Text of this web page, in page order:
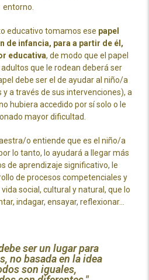
entorno.
educativo tomamos ese papel
de infancia, para a partir de él,
educativa, de modo que el papel
que le rodean deberá ser
debe ser el de ayudar al niño/a
a través de sus intervenciones), a
hubiera accedido por sí solo o le
mayor dificultad.
o entiende que es el niño/a
lo tanto, lo ayudará a llegar más
de aprendizaje significativo, le
de procesos competenciales y
social, cultural y natural, que lo
indagar, ensayar, reflexionar…
ser un lugar para
no basada en la idea
son iguales,